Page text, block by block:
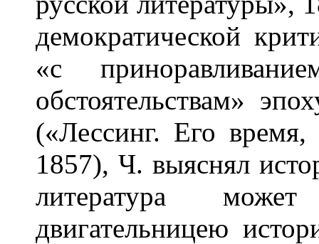
демократической
«с
обстоятельствам»
(«Лессинг. Его время,
1857), Ч. выяснял
литература
двигательницею